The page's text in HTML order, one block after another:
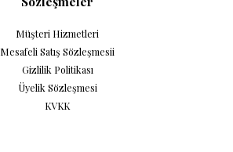
Müşteri Hizmetleri
Mesafeli Satış Sözleşmesii
Gizlilik Politikası
Üyelik Sözleşmesi
KVKK